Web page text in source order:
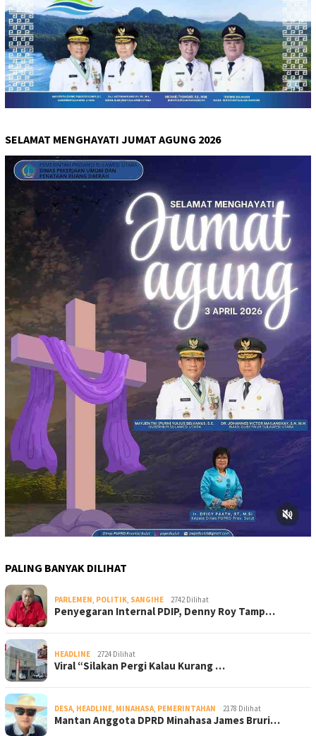
SELAMAT MENGHAYATI JUMAT AGUNG 2026
PALING BANYAK DILIHAT
PARLEMEN POLITIK SANGIHE 2742 Dilihat
Penyegaran Internal PDIP, Denny Roy Tamp…
HEADLINE 2724 Dilihat
Viral “Silakan Pergi Kalau Kurang …
DESA HEADLINE MINAHASA PEMERINTAHAN 2178 Dilihat
Mantan Anggota DPRD Minahasa James Bruri…